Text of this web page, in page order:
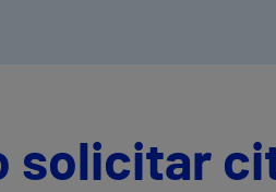
solicitar